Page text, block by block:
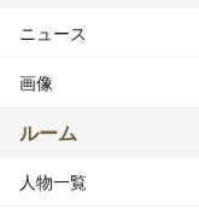
ニュース
画像
ルーム
人物一覧